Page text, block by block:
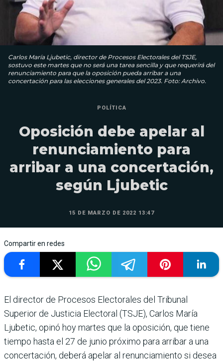
Carlos María Ljubetic, director de Procesos Elec­torales del TSJE,
sostuvo este martes que no será una tarea sencilla y que requerirá del
renunciamiento para que la oposición pueda arribar a una
concertación para las elecciones generales del 2023. Foto: Archivo.
POLÍTICA
Oposición debe apelar al
renunciamiento para
arribar a una concertación,
según Ljubetic
15 DE MARZO DE 2022 13:47
Compartir en redes
El director de Procesos Electorales del Tribunal
Superior de Justicia Electoral (TSJE), Carlos María
Ljubetic, opinó hoy martes que la oposición, que tiene
tiempo hasta el 27 de junio próximo para arribar a una
concertación, deberá apelar al renunciamiento si desea